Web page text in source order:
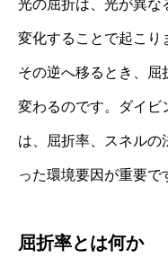
光の屈折は、光が異な
変化することで起こり
その逆へ移るとき、屈
変わるのです。ダイビ
は、屈折率、スネルの
った環境要因が重要で
屈折率とは何か